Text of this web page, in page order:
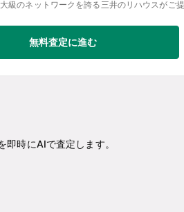
級のネットワークを誇る三井のリハウスがご提
無料査定に進む
時にAIで査定します。